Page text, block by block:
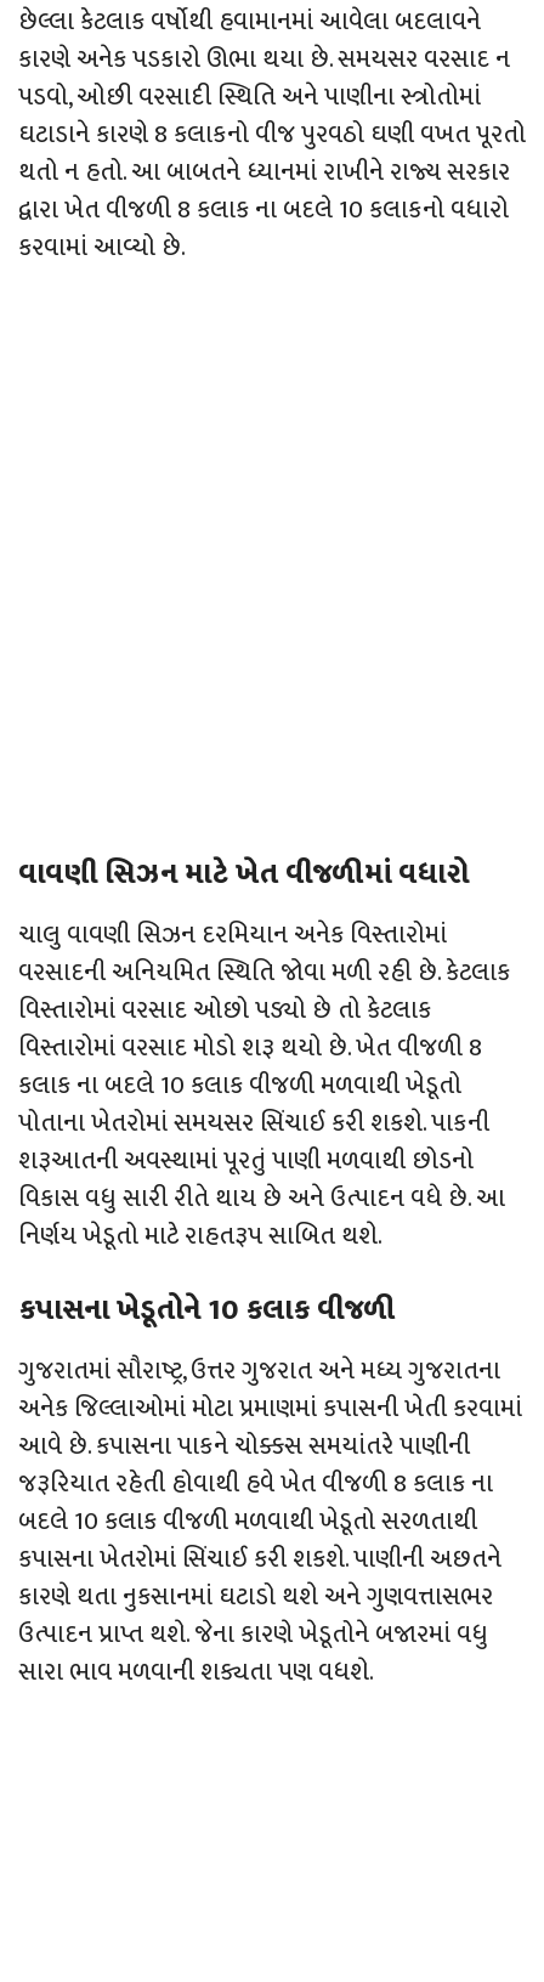
છેલ્લા કેટલાક વર્ષોથી હવામાનમાં આવેલા બદલાવને
કારણે અનેક પડકારો ઊભા થયા છે. સમયસર વરસાદ ન
પડવો, ઓછી વરસાદી સ્થિતિ અને પાણીના સ્ત્રોતોમાં
ઘટાડાને કારણે 8 કલાકનો વીજ પુરવઠો ઘણી વખત પૂરતો
થતો ન હતો. આ બાબતને ધ્યાનમાં રાખીને રાજ્ય સરકાર
દ્વારા ખેત વીજળી 8 કલાક ના બદલે 10 કલાકનો વધારો
કરવામાં આવ્યો છે.
વાવણી સિઝન માટે ખેત વીજળીમાં વધારો
ચાલુ વાવણી સિઝન દરમિયાન અનેક વિસ્તારોમાં
વરસાદની અનિયમિત સ્થિતિ જોવા મળી રહી છે. કેટલાક
વિસ્તારોમાં વરસાદ ઓછો પડ્યો છે તો કેટલાક
વિસ્તારોમાં વરસાદ મોડો શરૂ થયો છે. ખેત વીજળી 8
કલાક ના બદલે 10 કલાક વીજળી મળવાથી ખેડૂતો
પોતાના ખેતરોમાં સમયસર સિંચાઈ કરી શકશે. પાકની
શરૂઆતની અવસ્થામાં પૂરતું પાણી મળવાથી છોડનો
વિકાસ વધુ સારી રીતે થાય છે અને ઉત્પાદન વધે છે. આ
નિર્ણય ખેડૂતો માટે રાહતરૂપ સાબિત થશે.
કપાસના ખેડૂતોને 10 કલાક વીજળી
ગુજરાતમાં સૌરાષ્ટ્ર, ઉત્તર ગુજરાત અને મધ્ય ગુજરાતના
અનેક જિલ્લાઓમાં મોટા પ્રમાણમાં કપાસની ખેતી કરવામાં
આવે છે. કપાસના પાકને ચોક્કસ સમયાંતરે પાણીની
જરૂરિયાત રહેતી હોવાથી હવે ખેત વીજળી 8 કલાક ના
બદલે 10 કલાક વીજળી મળવાથી ખેડૂતો સરળતાથી
કપાસના ખેતરોમાં સિંચાઈ કરી શકશે. પાણીની અછતને
કારણે થતા નુકસાનમાં ઘટાડો થશે અને ગુણવત્તાસભર
ઉત્પાદન પ્રાપ્ત થશે. જેના કારણે ખેડૂતોને બજારમાં વધુ
સારા ભાવ મળવાની શક્યતા પણ વધશે.